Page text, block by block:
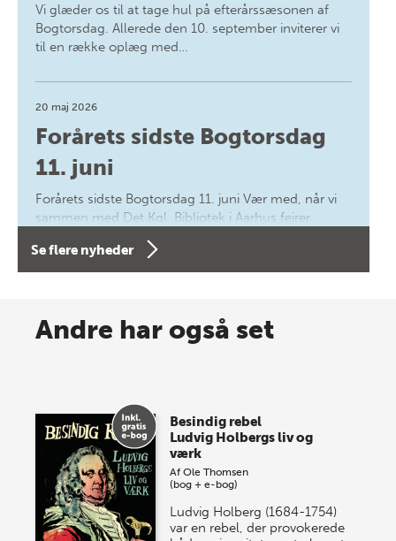
Vi glæder os til at tage hul på efterårssæsonen af
Bogtorsdag. Allerede den 10. september inviterer vi
til en række oplæg med…
20 maj 2026
Forårets sidste Bogtorsdag
11. juni
Forårets sidste Bogtorsdag 11. juni Vær med, når vi
sammen med Det Kgl. Bibliotek i Aarhus fejrer
forfatterne bag vores nyes…
Spar op til 70% til sommer-
store sommer-lagersalg, så sæt kryds i kalenderen
onsdag den 10. j…
Se flere nyheder
Andre har også set
Besindig rebel
Ludvig Holbergs liv og
værk
AfOle Thomsen
(bog + e-bog)
Ludvig Holberg (1684-1754)
var en rebel, der provokerede